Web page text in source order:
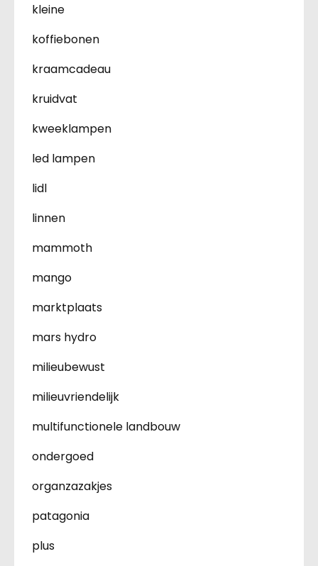
kleine
koffiebonen
kraamcadeau
kruidvat
kweeklampen
led lampen
lidl
linnen
mammoth
mango
marktplaats
mars hydro
milieubewust
milieuvriendelijk
multifunctionele landbouw
ondergoed
organzazakjes
patagonia
plus